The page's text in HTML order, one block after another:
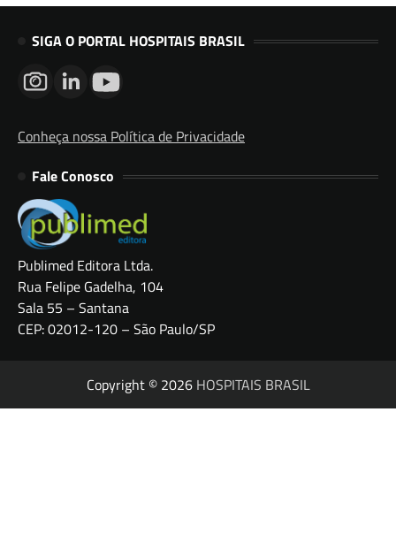
SIGA O PORTAL HOSPITAIS BRASIL
Conheça nossa Política de Privacidade
Fale Conosco
Publimed Editora Ltda.
Rua Felipe Gadelha, 104
Sala 55 – Santana
CEP: 02012-120 – São Paulo/SP
Copyright © 2026 HOSPITAIS BRASIL